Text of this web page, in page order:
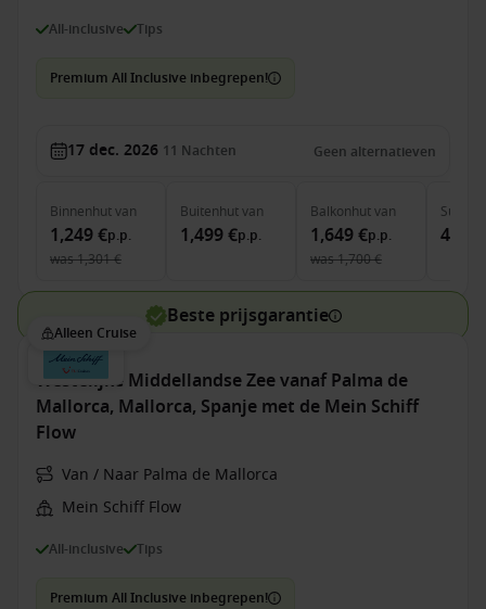
All-inclusive Tips
Premium All Inclusive inbegrepen!
17 dec. 2026 11 Nachten Geen alternatieven
Binnenhutvan
1,249 €p.p.
was1,301 €
Buitenhutvan
1,499 €p.p.
Balkonhutvan
1,649 €p.p.
was1,700 €
Suite
Beste prijsgarantie
Alleen Cruise
Westelijke Middellandse Zee vanaf Palma de
Mallorca, Mallorca, Spanje met de Mein Schiff
Flow
Van / Naar Palma de Mallorca
Mein Schiff Flow
All-inclusive Tips
Premium All Inclusive inbegrepen!